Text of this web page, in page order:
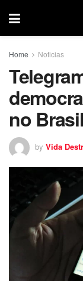
Home Noticias
no
by Vida